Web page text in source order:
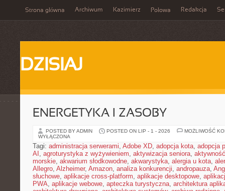
Strona główna Archiwum Kazimierz Połowa Redakcja
DZISIAJ
ENERGETYKA I ZASOBY
POSTED BY ADMIN POSTED ON LIP - 1 - 2026
MOŻLIWOŚĆ
WYŁĄCZONA
Tagi: administracja serwerami, Adobe XD, adopcja kota, adopcja
AI , agroturystyka z wyżywieniem, aktywizacja seniora,
morskie, akwarium słodkowodne, akwarystyka, alergia u kota,
Allegro, Alzheimer, Amazon, analiza konkurencji, andropauza,
słuchowe, aplikacje cross-platform, aplikacje desktopowe,
PWA, aplikacje webowe, apteczka turystyczna, architektura